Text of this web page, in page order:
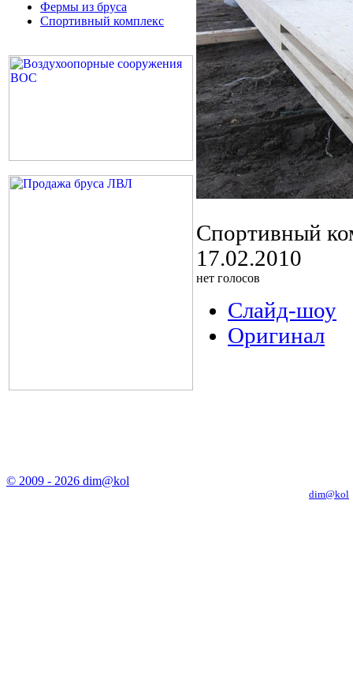
Фермы из бруса
Спортивный комплекс
Спортивный
17.02.2010
нет голосов
Слайд-шоу
Оригинал
© 2009 - 2026 dim@kol
dim@kol